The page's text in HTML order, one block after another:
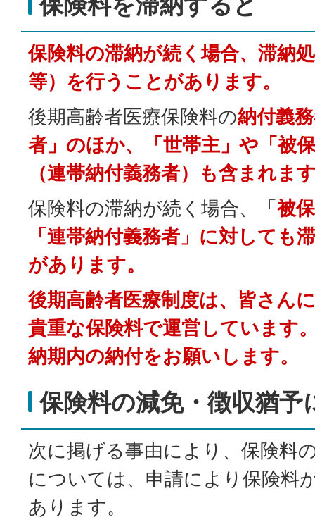
保険料の滞納が続く場合、滞納
等）を行うことがあります。
後期高齢者医療保険料の納付義
者」のほか、「世帯主」や「被
（連帯納付義務者）も含まれま
保険料の滞納が続く場合、「被
「連帯納付義務者」に対しても
があります。
後期高齢者医療制度は、皆さん
貴重な保険料で運営しています
納期内の納付をお願いします。
保険料の減免・徴収猶予
次に掲げる事由により、保険料
については、申請により保険料
あります。